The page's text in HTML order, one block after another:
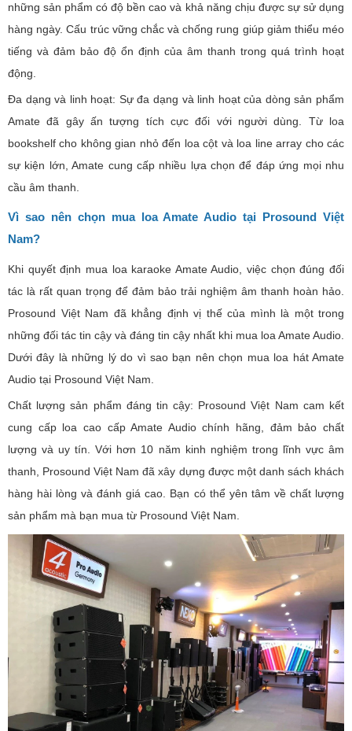
những sản phẩm có độ bền cao và khả năng chịu được sự sử dụng
hàng ngày. Cấu trúc vững chắc và chống rung giúp giảm thiểu méo
tiếng và đảm bảo độ ổn định của âm thanh trong quá trình hoạt
động.
Đa dạng và linh hoạt: Sự đa dạng và linh hoạt của dòng sản phẩm
Amate đã gây ấn tượng tích cực đối với người dùng. Từ loa
bookshelf cho không gian nhỏ đến loa cột và loa line array cho các
sự kiện lớn, Amate cung cấp nhiều lựa chọn để đáp ứng mọi nhu
cầu âm thanh.
Vì sao nên chọn mua loa Amate Audio tại Prosound Việt
Nam?
Khi quyết định mua loa karaoke Amate Audio, việc chọn đúng đối
tác là rất quan trọng để đảm bảo trải nghiệm âm thanh hoàn hảo.
Prosound Việt Nam đã khẳng định vị thế của mình là một trong
những đối tác tin cậy và đáng tin cậy nhất khi mua loa Amate Audio.
Dưới đây là những lý do vì sao bạn nên chọn mua loa hát Amate
Audio tại Prosound Việt Nam.
Chất lượng sản phẩm đáng tin cậy: Prosound Việt Nam cam kết
cung cấp loa cao cấp Amate Audio chính hãng, đảm bảo chất
lượng và uy tín. Với hơn 10 năm kinh nghiệm trong lĩnh vực âm
thanh, Prosound Việt Nam đã xây dựng được một danh sách khách
hàng hài lòng và đánh giá cao. Bạn có thể yên tâm về chất lượng
sản phẩm mà bạn mua từ Prosound Việt Nam.